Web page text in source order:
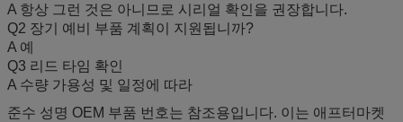
A 항상 그런 것은 아니므로 시리얼 확인을 권장합니다.
Q2 장기 예비 부품 계획이 지원됩니까?
A 예
Q3 리드 타임 확인
A 수량 가용성 및 일정에 따라
준수 성명 OEM 부품 번호는 참조용입니다. 이는 애프터마켓